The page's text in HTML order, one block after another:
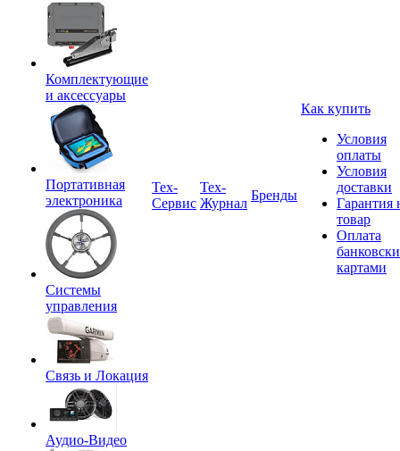
Комплектующие
и аксессуары
Портативная
электроника
Системы
управления
Связь и Локация
Аудио-Видео
Tex-
Сервис
Тех-
Журнал
Бренды
Как купить
Условия
оплаты
Условия
доставки
Гарантия
товар
Оплата
картами